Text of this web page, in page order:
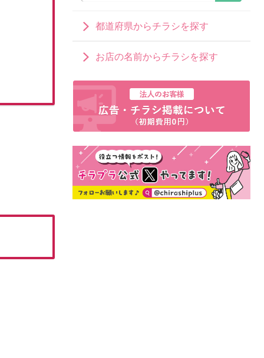
都道府県からチラシを探す
お店の名前からチラシを探す